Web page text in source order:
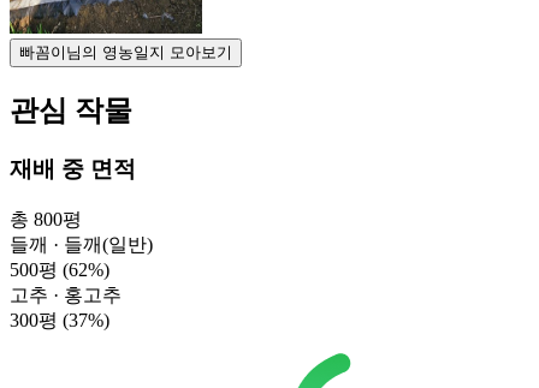
빠꼼이님의 영농일지 모아보기
관심 작물
재배 중 면적
총 800평
들깨 · 들깨(일반)
500평 (62%)
고추 · 홍고추
300평 (37%)